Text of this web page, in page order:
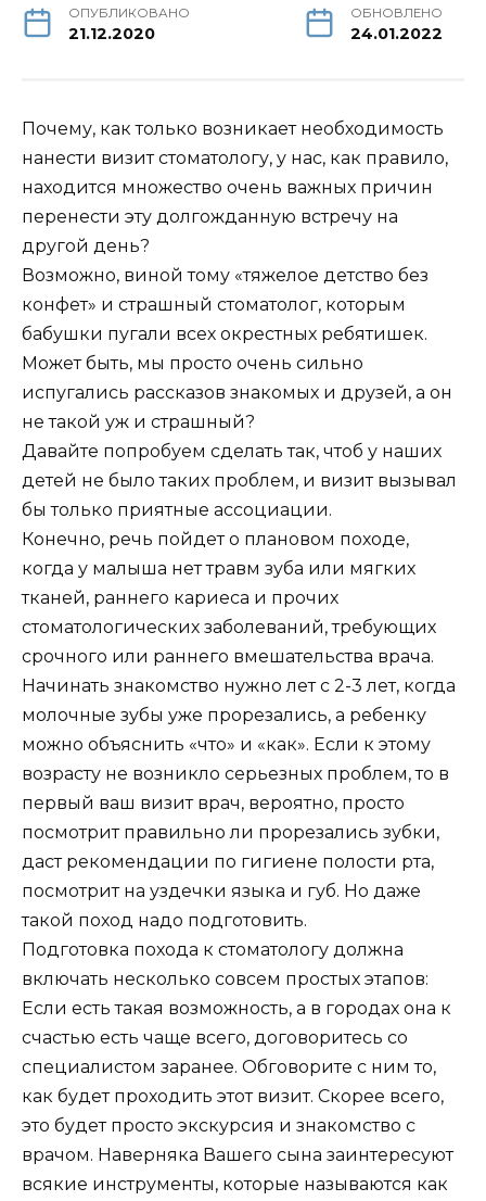
ОПУБЛИКОВАНО
21.12.2020
ОБНОВЛЕНО
24.01.2022
Почему, как только возникает необходимость
нанести визит стоматологу, у нас, как правило,
находится множество очень важных причин
перенести эту долгожданную встречу на
другой день?
Возможно, виной тому «тяжелое детство без
конфет» и страшный стоматолог, которым
бабушки пугали всех окрестных ребятишек.
Может быть, мы просто очень сильно
испугались рассказов знакомых и друзей, а он
не такой уж и страшный?
Давайте попробуем сделать так, чтоб у наших
детей не было таких проблем, и визит вызывал
бы только приятные ассоциации.
Конечно, речь пойдет о плановом походе,
когда у малыша нет травм зуба или мягких
тканей, раннего кариеса и прочих
стоматологических заболеваний, требующих
срочного или раннего вмешательства врача.
Начинать знакомство нужно лет с 2-3 лет, когда
молочные зубы уже прорезались, а ребенку
можно объяснить «что» и «как». Если к этому
возрасту не возникло серьезных проблем, то в
первый ваш визит врач, вероятно, просто
посмотрит правильно ли прорезались зубки,
даст рекомендации по гигиене полости рта,
посмотрит на уздечки языка и губ. Но даже
такой поход надо подготовить.
Подготовка похода к стоматологу должна
включать несколько совсем простых этапов:
Если есть такая возможность, а в городах она к
счастью есть чаще всего, договоритесь со
специалистом заранее. Обговорите с ним то,
как будет проходить этот визит. Скорее всего,
это будет просто экскурсия и знакомство с
врачом. Наверняка Вашего сына заинтересуют
всякие инструменты, которые называются как